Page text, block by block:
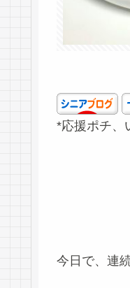
*応援ポチ、
今日で、連